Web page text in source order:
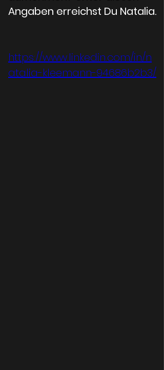
Angaben erreichst Du Natalia.
https://www.linkedin.com/in/n
atalia-kleemann-94686b2b3/